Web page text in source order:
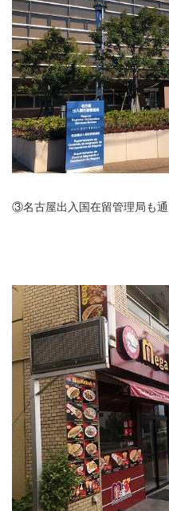
③名古屋出入国在留管理局も通